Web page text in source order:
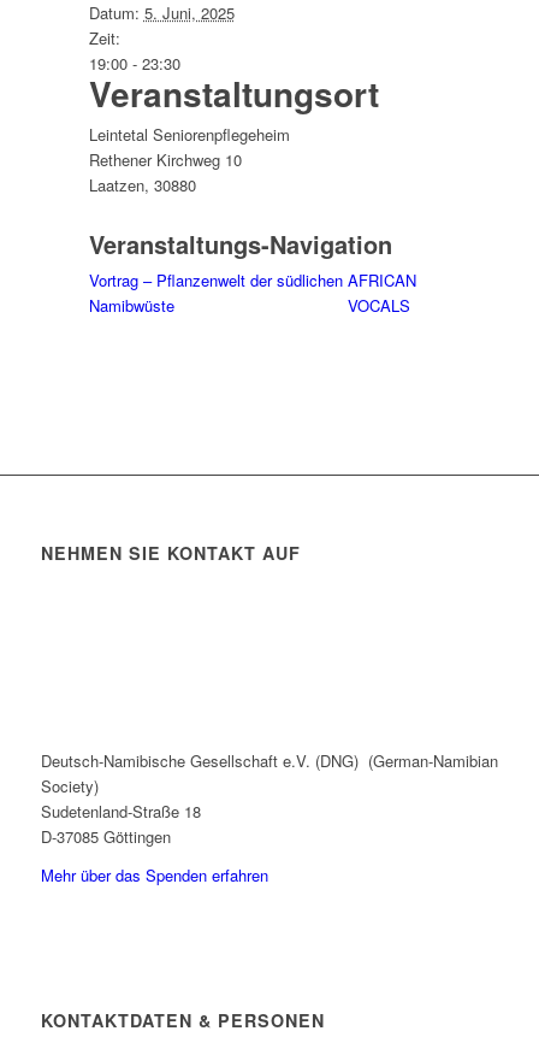
Datum: 5. Juni, 2025
Zeit:
19:00 - 23:30
Veranstaltungsort
Leintetal Seniorenpflegeheim
Rethener Kirchweg 10
Laatzen, 30880
Veranstaltungs-Navigation
Vortrag – Pflanzenwelt der südlichen
Namibwüste
AFRICAN
VOCALS
NEHMEN SIE KONTAKT AUF
Deutsch-Namibische Gesellschaft e.V. (DNG) (German-Namibian
Society)
Sudetenland-Straße 18
D-37085 Göttingen
Mehr über das Spenden erfahren
KONTAKTDATEN & PERSONEN